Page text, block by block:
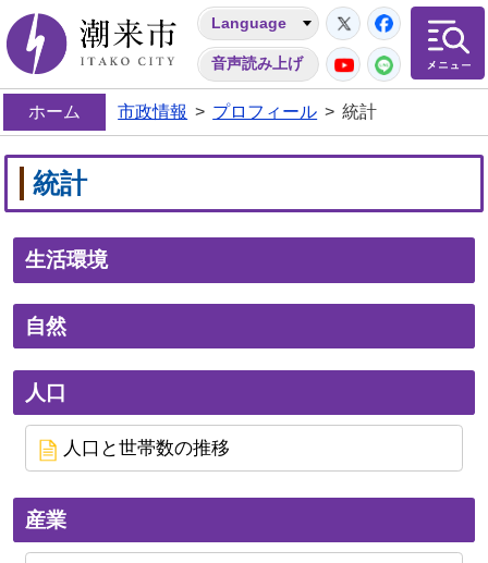
潮来市
Language
音声読み上げ
Twitter
YouTube
LINE
ホーム 市政情報 > プロフィール > 統計
統計
生活環境
自然
人口
人口と世帯数の推移
産業